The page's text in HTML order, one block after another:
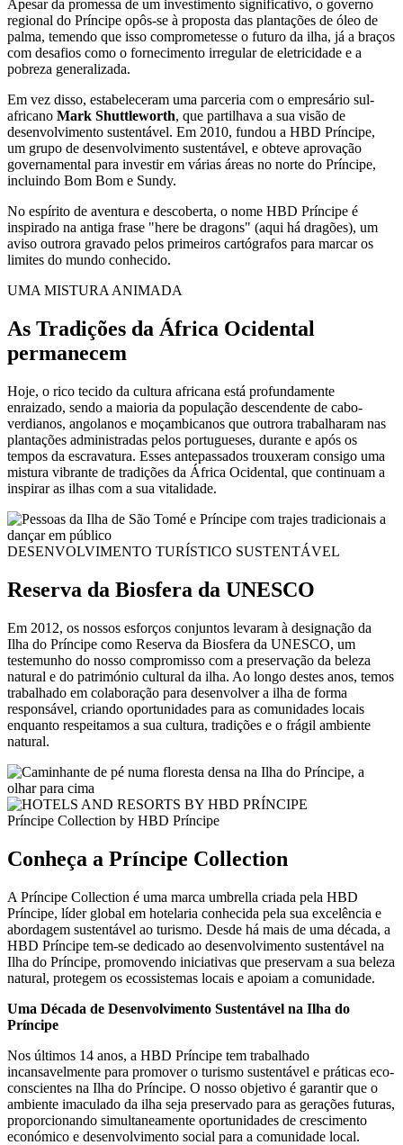
Apesar da promessa de um investimento significativo, o governo
regional do Príncipe opôs-se à proposta das plantações de óleo de
palma, temendo que isso comprometesse o futuro da ilha, já a braços
com desafios como o fornecimento irregular de eletricidade e a
pobreza generalizada.
Em vez disso, estabeleceram uma parceria com o empresário sul-
africano Mark Shuttleworth, que partilhava a sua visão de
desenvolvimento sustentável. Em 2010, fundou a HBD Príncipe,
um grupo de desenvolvimento sustentável, e obteve aprovação
governamental para investir em várias áreas no norte do Príncipe,
incluindo Bom Bom e Sundy.
No espírito de aventura e descoberta, o nome HBD Príncipe é
inspirado na antiga frase "here be dragons" (aqui há dragões), um
aviso outrora gravado pelos primeiros cartógrafos para marcar os
limites do mundo conhecido.
UMA MISTURA ANIMADA
As Tradições da África Ocidental
permanecem
Hoje, o rico tecido da cultura africana está profundamente
enraizado, sendo a maioria da população descendente de cabo-
verdianos, angolanos e moçambicanos que outrora trabalharam nas
plantações administradas pelos portugueses, durante e após os
tempos da escravatura. Esses antepassados trouxeram consigo uma
mistura vibrante de tradições da África Ocidental, que continuam a
inspirar as ilhas com a sua vitalidade.
DESENVOLVIMENTO TURÍSTICO SUSTENTÁVEL
Reserva da Biosfera da UNESCO
Em 2012, os nossos esforços conjuntos levaram à designação da
Ilha do Príncipe como Reserva da Biosfera da UNESCO, um
testemunho do nosso compromisso com a preservação da beleza
natural e do património cultural da ilha. Ao longo destes anos, temos
trabalhado em colaboração para desenvolver a ilha de forma
responsável, criando oportunidades para as comunidades locais
enquanto respeitamos a sua cultura, tradições e o frágil ambiente
natural.
Príncipe Collection by HBD Príncipe
Conheça a Príncipe Collection
A Príncipe Collection é uma marca umbrella criada pela HBD
Príncipe, líder global em hotelaria conhecida pela sua excelência e
abordagem sustentável ao turismo. Desde há mais de uma década, a
HBD Príncipe tem-se dedicado ao desenvolvimento sustentável na
Ilha do Príncipe, promovendo iniciativas que preservam a sua beleza
natural, protegem os ecossistemas locais e apoiam a comunidade.
Uma Década de Desenvolvimento Sustentável na Ilha do
Príncipe
Nos últimos 14 anos, a HBD Príncipe tem trabalhado
incansavelmente para promover o turismo sustentável e práticas eco-
conscientes na Ilha do Príncipe. O nosso objetivo é garantir que o
ambiente imaculado da ilha seja preservado para as gerações futuras,
proporcionando simultaneamente oportunidades de crescimento
económico e desenvolvimento social para a comunidade local.